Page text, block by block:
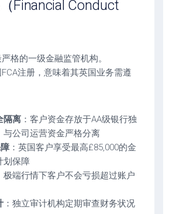
Financial Conduct
格的一级金融监管机构。
注册，意味着其英国业务需遵
隔离 ：客户资金存放于AA级银行独
与公司运营资金严格分离
：英国客户享受最高£85,000的金
划保障
极端行情下客户不会亏损超过账户
：独立审计机构定期审查财务状况